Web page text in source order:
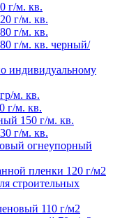
г/м. кв.
г/м. кв.
г/м. кв.
г/м. кв. черный/
индивидуальному
м. кв.
г/м. кв.
150 г/м. кв.
г/м. кв.
огнеупорный
пленки 120 г/м2
строительных
110 г/м2